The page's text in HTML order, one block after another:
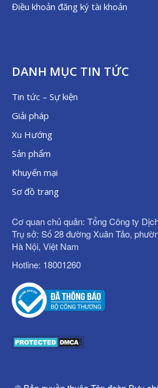
Điều khoản đăng ký tài khoản
DANH MỤC TIN TỨC
Tin tức – Sự kiện
Giải pháp
Xu Hướng
Sản phẩm
Khuyến mại
Sơ đồ trang
Cơ quan chủ quản: Tổng Công ty
Trụ sở: Số 28 đường Xuân Tảo,
Hà Nội, Việt Nam
Hotline: 18001260